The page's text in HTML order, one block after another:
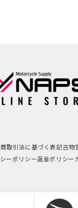
取引法に基づく表記古物
ーポリシー返金ポリシー